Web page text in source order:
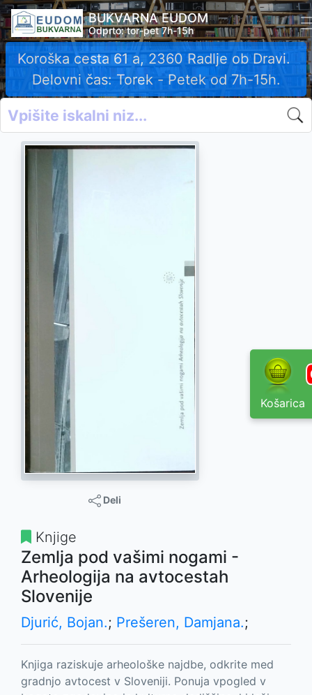
BUKVARNA EUDOM
Odprto: tor-pet 7h-15h
Koroška cesta 61 a, 2360 Radlje ob Dravi.
Delovni čas: Torek - Petek od 7h-15h.
Košarica
Deli
Knjige
Zemlja pod vašimi nogami -
Arheologija na avtocestah
Slovenije
Djurić, Bojan.; Prešeren, Damjana.;
Knjiga raziskuje arheološke najdbe, odkrite med
gradnjo avtocest v Sloveniji. Ponuja vpogled v